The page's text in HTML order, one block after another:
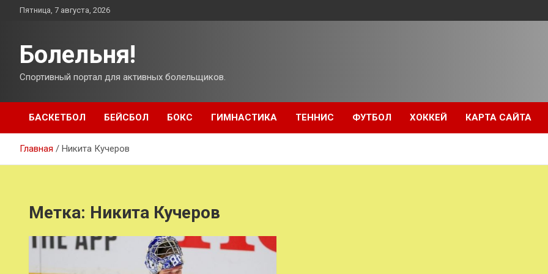
ПерейтиПятница, 7 августа, 2026
Болельня!
Спортивный портал для активных болельщиков.
БАСКЕТБОЛ БЕЙСБОЛ БОКС ГИМНАСТИКА ТЕННИС ФУТБОЛ ХОККЕЙ КАРТА САЙТА
Главная Никита Кучеров
Метка: Никита Кучеров